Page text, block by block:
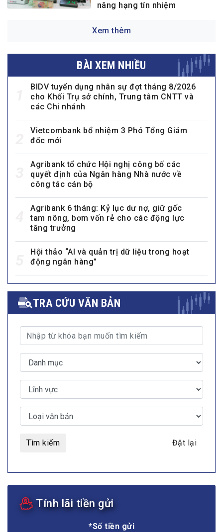
nâng hạng tín nhiệm
Xem thêm
BÀI XEM NHIỀU
BIDV tuyển dụng nhân sự đợt tháng 8/2026
cho Khối Trụ sở chính, Trung tâm CNTT và
các Chi nhánh
Vietcombank bổ nhiệm 3 Phó Tổng Giám
đốc mới
Agribank tổ chức Hội nghị công bố các
quyết định của Ngân hàng Nhà nước về
công tác cán bộ
Agribank 6 tháng: Kỷ lục dư nợ, giữ gốc
tam nông, bơm vốn rẻ cho các động lực
tăng trưởng
Hội thảo “AI và quản trị dữ liệu trong hoạt
động ngân hàng”
TRA CỨU VĂN BẢN
Tìm kiếm Đặt lại
Tính lãi tiền gửi
*Số tiền gửi